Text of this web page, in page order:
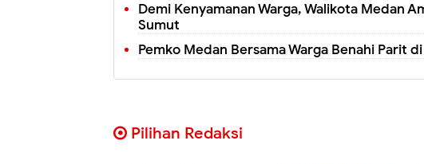
Demi Kenyamanan Warga, Walikota Medan
Sumut
Pemko Medan Bersama Warga Benahi Parit
Pilihan Redaksi